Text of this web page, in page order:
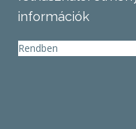
információk
Rendben